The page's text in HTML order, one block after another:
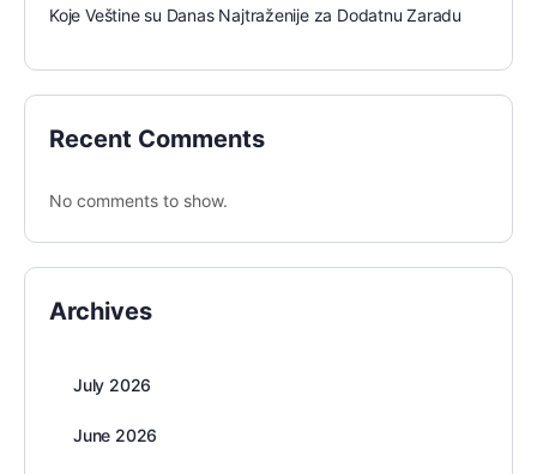
Koje Veštine su Danas Najtraženije za Dodatnu Zaradu
Recent Comments
No comments to show.
Archives
July 2026
June 2026